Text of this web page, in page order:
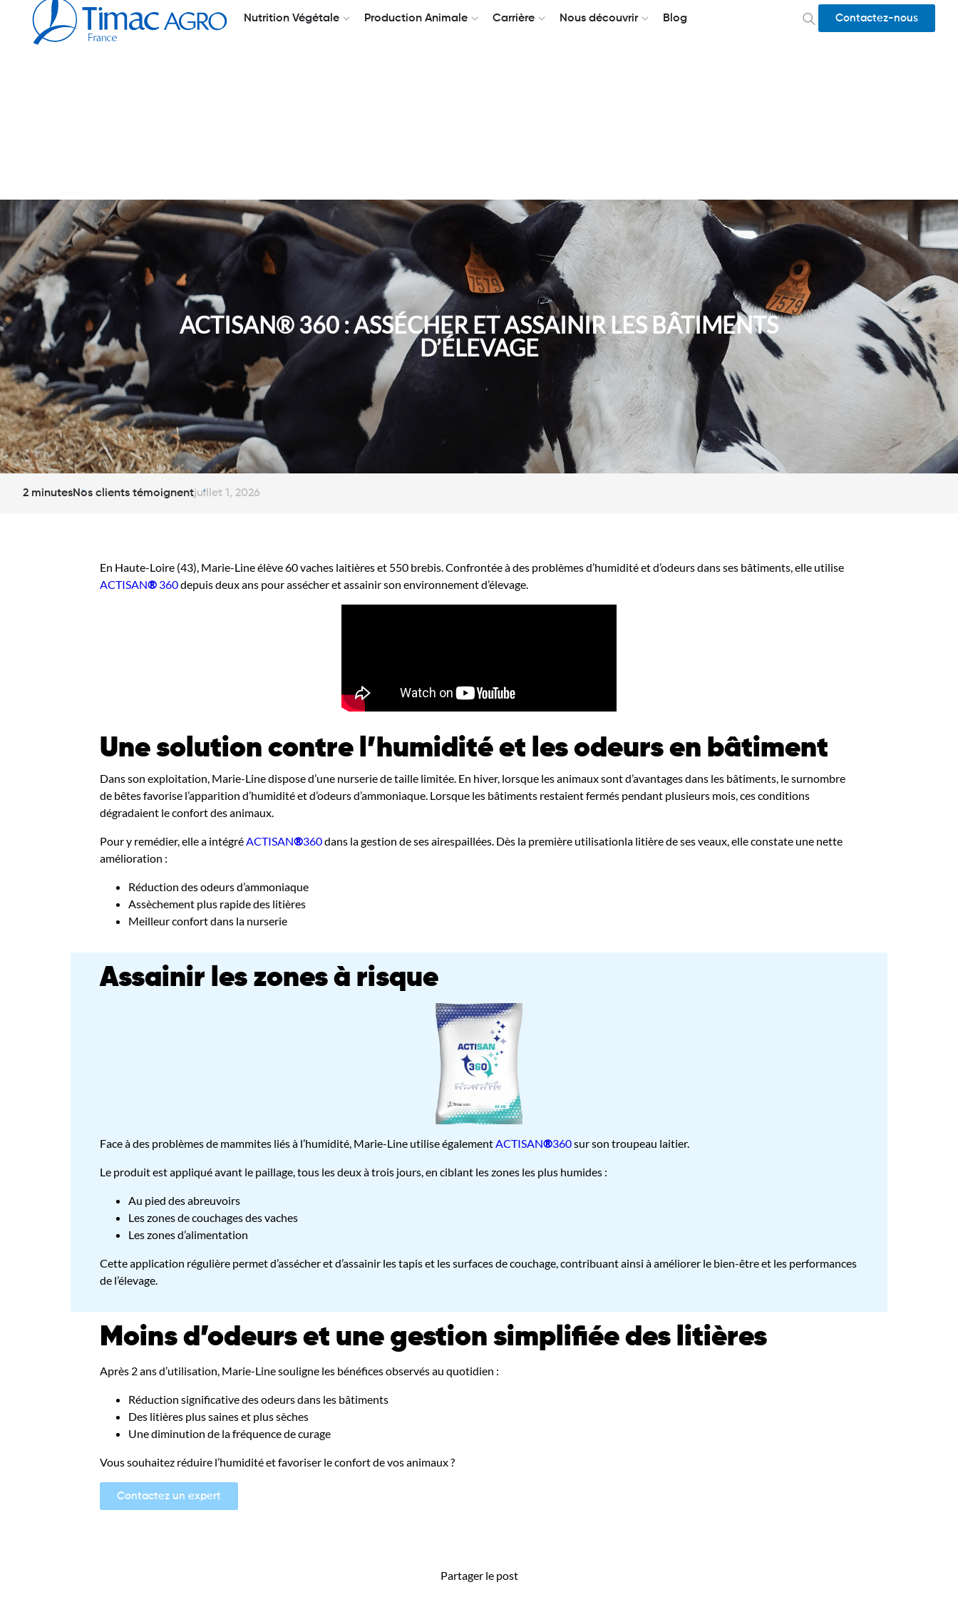
Nutrition Végétale Production Animale Carrière Nous découvrir Blog Contactez-nous
ACTISAN® 360 : ASSÉCHER ET ASSAINIR LES BÂTIMENTS
D’ÉLEVAGE
2 minutesNos clients témoignentjuillet 1, 2026
En Haute-Loire (43), Marie-Line élève 60 vaches laitières et 550 brebis. Confrontée à des problèmes d’humidité et d’odeurs dans ses bâtiments, elle utilise
ACTISAN®360depuis deux ans pour assécher et assainir son environnement d’élevage.
Une solution contre l’humidité et les odeurs en bâtiment
Dans son exploitation, Marie-Line dispose d’une nurserie de taille limitée. En hiver, lorsque les animaux sont d’avantages dans les bâtiments, le surnombre
de bêtes favorise l’apparition d’humidité et d’odeurs d’ammoniaque. Lorsque les bâtiments restaient fermés pendant plusieurs mois, ces conditions
dégradaient le confort des animaux.
Pour y remédier, elle a intégréACTISAN®360dans la gestion de ses airespaillées. Dès la première utilisationla litière de ses veaux, elle constate une nette
amélioration :
Réduction des odeurs d’ammoniaque
Assèchement plus rapide des litières
Meilleur confort dans la nurserie
Assainir les zones à risque
Face à des problèmes de mammites liés à l’humidité, Marie-Line utilise également ACTISAN®360sur son troupeau laitier.
Le produit est appliqué avant le paillage, tous les deux à trois jours, en ciblant les zones les plus humides :
Au pied des abreuvoirs
Les zones de couchages des vaches
Les zones d’alimentation
Cette application régulière permet d’assécher et d’assainir les tapis et les surfaces de couchage, contribuant ainsi à améliorer le bien-être et les performances
de l’élevage.
Moins d’odeurs et une gestion simplifiée des litières
Après 2 ans d’utilisation, Marie-Line souligne les bénéfices observés au quotidien :
Réduction significative des odeurs dans les bâtiments
Des litières plus saines et plus sèches
Une diminution de la fréquence de curage
Vous souhaitez réduire l’humidité et favoriser le confort de vos animaux ?
Contactez un expert
Partager le post